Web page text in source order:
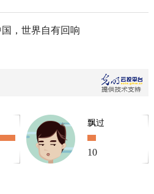
，世界自有回响
飘过
10